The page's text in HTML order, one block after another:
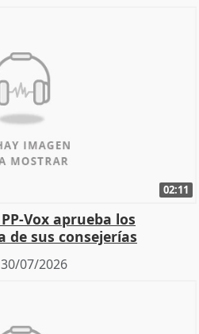
02:11
Vox aprueba los
de sus consejerías
30/07/2026